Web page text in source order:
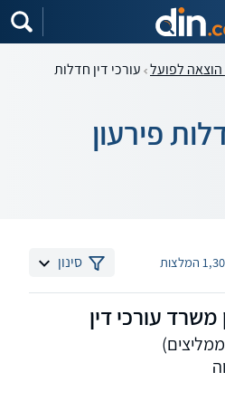
הוצאה לפועל עורכי דין חדלות
פירעון
המלצות סינון
משרד עורכי דין